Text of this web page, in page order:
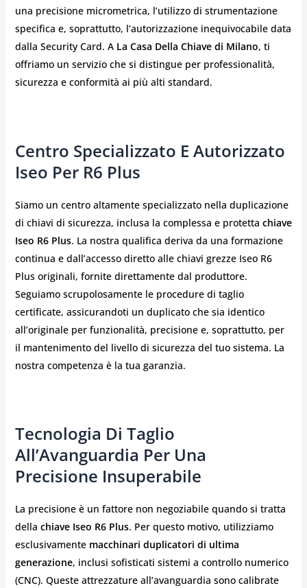
una precisione micrometrica, l’utilizzo di strumentazione
specifica e, soprattutto, l’autorizzazione inequivocabile data
dalla Security Card. A La Casa Della Chiave di Milano, ti
offriamo un servizio che si distingue per professionalità,
sicurezza e conformità ai più alti standard.
Centro Specializzato E Autorizzato
Iseo Per R6 Plus
Siamo un centro altamente specializzato nella duplicazione
di chiavi di sicurezza, inclusa la complessa e protetta chiave
Iseo R6 Plus. La nostra qualifica deriva da una formazione
continua e dall’accesso diretto alle chiavi grezze Iseo R6
Plus originali, fornite direttamente dal produttore.
Seguiamo scrupolosamente le procedure di taglio
certificate, assicurandoti un duplicato che sia identico
all’originale per funzionalità, precisione e, soprattutto, per
il mantenimento del livello di sicurezza del tuo sistema. La
nostra competenza è la tua garanzia.
Tecnologia Di Taglio
All’Avanguardia Per Una
Precisione Insuperabile
La precisione è un fattore non negoziabile quando si tratta
della chiave Iseo R6 Plus. Per questo motivo, utilizziamo
esclusivamente macchinari duplicatori di ultima
generazione, inclusi sofisticati sistemi a controllo numerico
(CNC). Queste attrezzature all’avanguardia sono calibrate